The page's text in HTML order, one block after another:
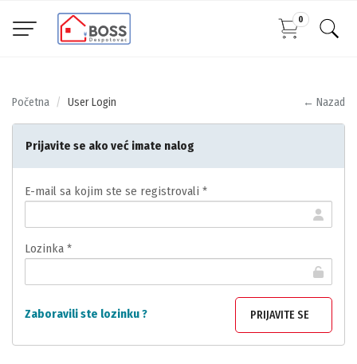
0
Početna User Login ← Nazad
Prijavite se ako već imate nalog
E-mail sa kojim ste se registrovali *
Lozinka *
Zaboravili ste lozinku ?